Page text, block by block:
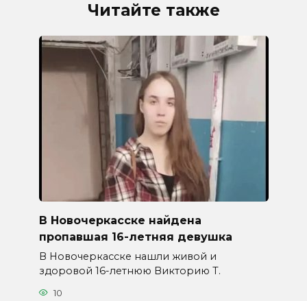
Читайте также
В Новочеркасске найдена
пропавшая 16-летняя девушка
В Новочеркасске нашли живой и
здоровой 16-летнюю Викторию Т.
10